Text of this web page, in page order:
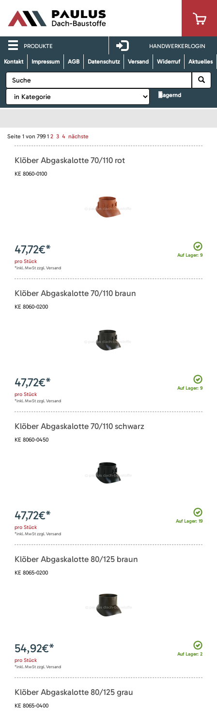
PRODUKTE HANDWERKERLOGIN
Kontakt Impressum AGB Datenschutz Versand Widerruf Aktuelles
lagernd
Seite 1 von 799 1 2 3 4 nächste
Klöber Abgaskalotte 70/110 rot
KE 8060-0100
Auf Lager: 9
47,72€*
pro Stück
*inkl. MwSt zzgl. Versand
Klöber Abgaskalotte 70/110 braun
KE 8060-0200
Auf Lager: 9
47,72€*
pro Stück
*inkl. MwSt zzgl. Versand
Klöber Abgaskalotte 70/110 schwarz
KE 8060-0450
Auf Lager: 19
47,72€*
pro Stück
*inkl. MwSt zzgl. Versand
Klöber Abgaskalotte 80/125 braun
KE 8065-0200
Auf Lager: 2
54,92€*
pro Stück
*inkl. MwSt zzgl. Versand
Klöber Abgaskalotte 80/125 grau
KE 8065-0400